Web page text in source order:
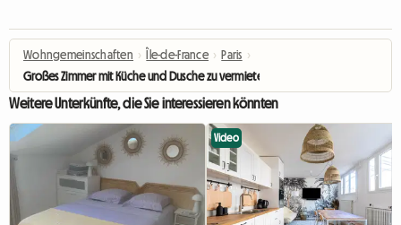
Wohngemeinschaften › Île-de-France › Paris ›
Großes Zimmer mit Küche und Dusche zu vermieten
Weitere Unterkünfte, die Sie interessieren könnten
Video